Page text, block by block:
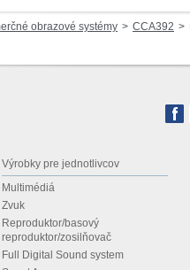
obrazové systémy CCA392
Výrobky pre jednotlivcov
Multimédiá
Zvuk
Reproduktor/basový
reproduktor/zosilňovač
Full Digital Sound system